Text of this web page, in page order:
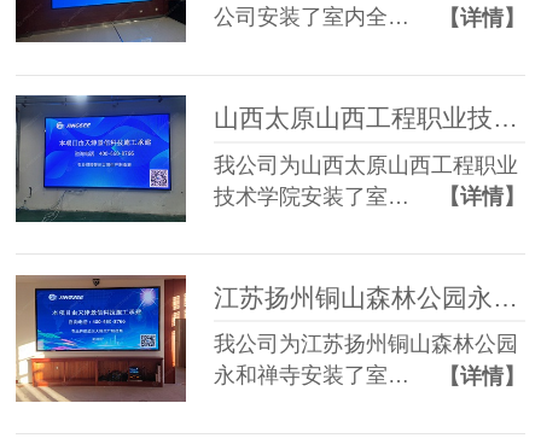
公司安装了室内全…
【详情】
山西太原山西工程职业技术学院P2.5 LED显示屏
我公司为山西太原山西工程职业
技术学院安装了室…
【详情】
江苏扬州铜山森林公园永和禅寺P2 LED显示屏
我公司为江苏扬州铜山森林公园
永和禅寺安装了室…
【详情】